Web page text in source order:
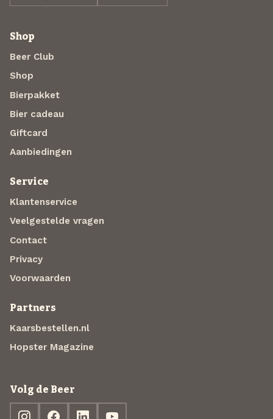
Shop
Beer Club
Shop
Bierpakket
Bier cadeau
Giftcard
Aanbiedingen
Service
Klantenservice
Veelgestelde vragen
Contact
Privacy
Voorwaarden
Partners
Kaarsbestellen.nl
Hopster Magazine
Volg de Beer